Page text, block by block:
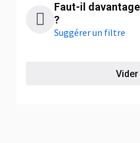
TGL
TGM
Faut-il
?
Suggérer un filtre